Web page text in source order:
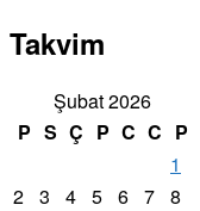
Takvim
Şubat 2026
P S Ç P C C P
1
2 3 4 5 6 7 8